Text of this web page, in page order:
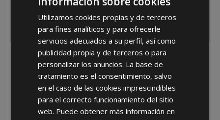
He leído y acepto la Política de Privacidad
Utilizamos cookies propias y de terceros
para fines analíticos y para ofrecerle
servicios adecuados a su perfil, así como
publicidad propia y de terceros o para
personalizar los anuncios. La base de
tratamiento es el consentimiento, salvo
en el caso de las cookies imprescindibles
para el correcto funcionamiento del sitio
web. Puede obtener más información en